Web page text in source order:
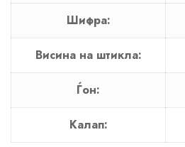
Шифра:
Висина на штикла:
Ѓон:
Калап: